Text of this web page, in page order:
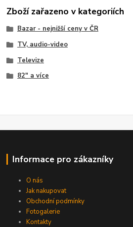
Zboží zařazeno v kategoriích
Bazar - nejnižší ceny v ČR
TV, audio-video
Televize
82" a více
Informace pro zákazníky
O nás
Jak nakupovat
Obchodní podmínky
Fotogalerie
Kontakty